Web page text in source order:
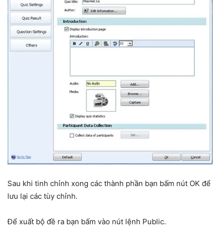
Sau khi tinh chỉnh xong các thành phần bạn bấm nút OK để
lưu lại các tùy chỉnh.
Để xuất bộ đề ra bạn bấm vào nút lệnh Public.